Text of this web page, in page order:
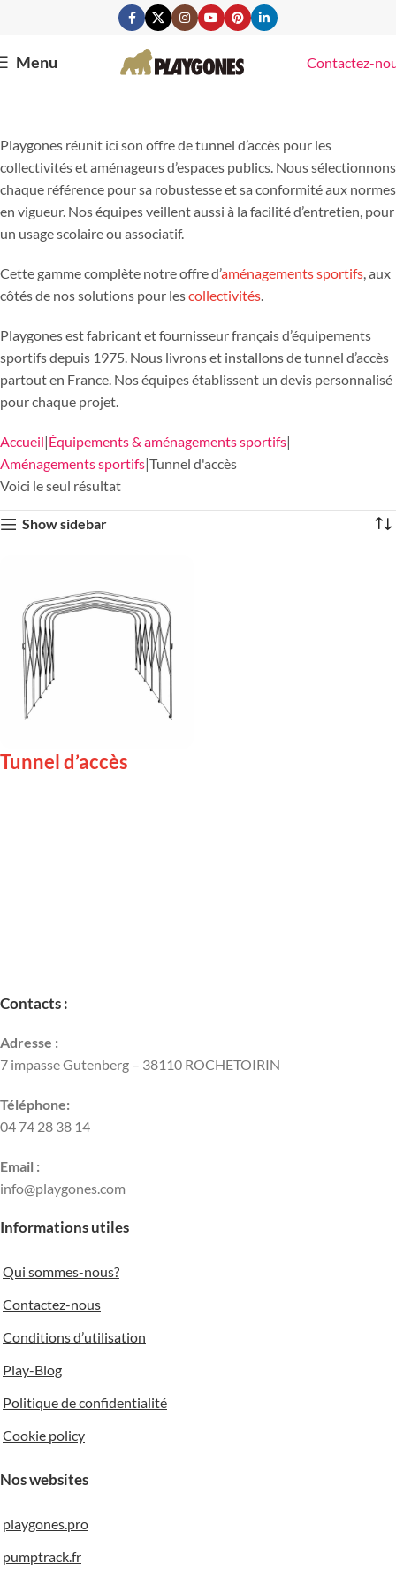
Menu Contactez-
Playgones réunit ici son offre de tunnel d’accès pour les
collectivités et aménageurs d’espaces publics. Nous sélectionnons
chaque référence pour sa robustesse et sa conformité aux normes
en vigueur. Nos équipes veillent aussi à la facilité d’entretien, pour
un usage scolaire ou associatif.
Cette gamme complète notre offre d’aménagements sportifs, aux
côtés de nos solutions pour lescollectivités.
Playgones est fabricant et fournisseur français d’équipements
sportifs depuis 1975. Nous livrons et installons de tunnel d’accès
partout en France. Nos équipes établissent un devis personnalisé
pour chaque projet.
Accueil Équipements & aménagements sportifs
Aménagements sportifs Tunnel d'accès
Voici le seul résultat
Show sidebar
Tunnel d’accès
Contacts :
Adresse :
7 impasse Gutenberg – 38110 ROCHETOIRIN
Téléphone:
04 74 28 38 14
Email :
info@playgones.com
Informations utiles
Qui sommes-nous?
Contactez-nous
Conditions d’utilisation
Play-Blog
Politique de confidentialité
Cookie policy
Nos websites
playgones.pro
pumptrack.fr